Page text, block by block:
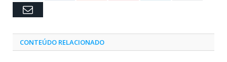
Email
CONTEÚDO RELACIONADO